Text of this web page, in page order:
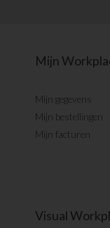
Mijn
Mijn gegevens
Mijn bestellingen
Mijn facturen
Visual